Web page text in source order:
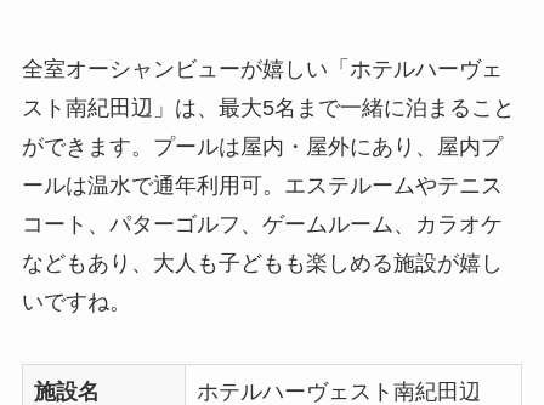
全室オーシャンビューが嬉しい「ホテルハーヴェ
スト南紀田辺」は、最大5名まで一緒に泊まること
ができます。プールは屋内・屋外にあり、屋内プ
ールは温水で通年利用可。エステルームやテニス
コート、パターゴルフ、ゲームルーム、カラオケ
などもあり、大人も子どもも楽しめる施設が嬉し
いですね。
施設名 ホテルハーヴェスト南紀田辺